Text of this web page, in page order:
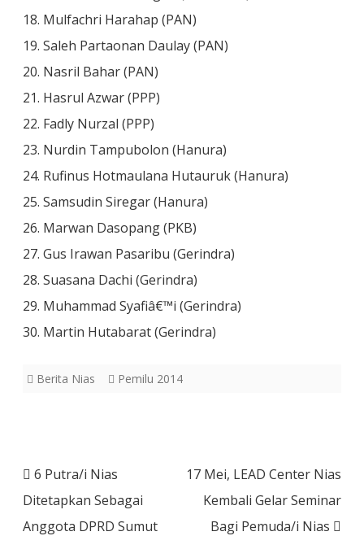
18. Mulfachri Harahap (PAN)
19. Saleh Partaonan Daulay (PAN)
20. Nasril Bahar (PAN)
21. Hasrul Azwar (PPP)
22. Fadly Nurzal (PPP)
23. Nurdin Tampubolon (Hanura)
24. Rufinus Hotmaulana Hutauruk (Hanura)
25. Samsudin Siregar (Hanura)
26. Marwan Dasopang (PKB)
27. Gus Irawan Pasaribu (Gerindra)
28. Suasana Dachi (Gerindra)
29. Muhammad Syafiâ€™i (Gerindra)
30. Martin Hutabarat (Gerindra)
Berita Nias Pemilu 2014
Post
navigation
6 Putra/i Nias
Ditetapkan Sebagai
Anggota DPRD Sumut
17 Mei, LEAD Center Nias
Kembali Gelar Seminar
Bagi Pemuda/i Nias